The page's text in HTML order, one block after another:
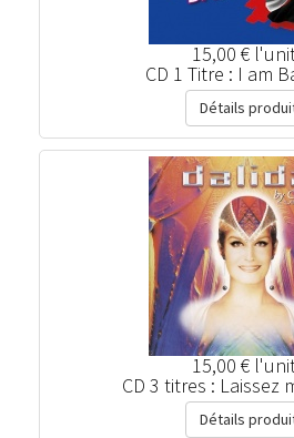
15,00 €
CD 1 Titre : I am
Détails
15,00 €
CD 3 titres : Laissez
Détails